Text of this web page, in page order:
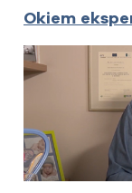
Okiem